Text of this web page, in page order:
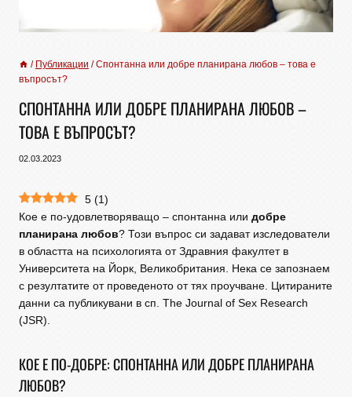
/ Публикации / Спонтанна или добре планирана любов – това е
въпросът?
СПОНТАННА ИЛИ ДОБРЕ ПЛАНИРАНА ЛЮБОВ –
ТОВА Е ВЪПРОСЪТ?
02.03.2023
5 (1)
Кое е по-удовлетворяващо – спонтанна или добре
планирана любов? Този въпрос си задават изследователи
в областта на психологията от Здравния факултет в
Университета на Йорк, Великобритания. Нека се запознаем
с резултатите от проведеното от тях проучване. Цитираните
данни са публикувани в сп. The Journal of Sex Research
(JSR).
КОЕ Е ПО-ДОБРЕ: СПОНТАННА ИЛИ ДОБРЕ ПЛАНИРАНА
ЛЮБОВ?